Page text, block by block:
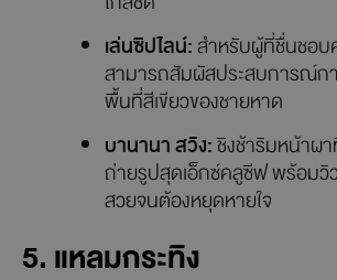
กิจกรรมน่าสนใจที่หาดกล้วย:
ดำน้ำแบบซีวอล์ก:เดินใต้ทะเ
ชมปะการังและปลาสวยงามใ
ปลอดภัย เหมาะสำหรับผู้ที่ไม่ถ
พายเรือคายัคใส:พายเรือคา
ความงามของท้องทะเลและสิ่งมี
ใกล้ชิด
เล่นซิปไลน์:สำหรับผู้ที่ชื่นชอบค